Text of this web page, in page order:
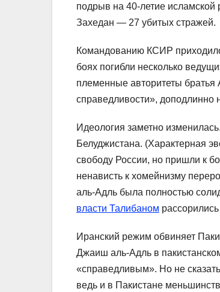
подрыв на 40-летие
Захедан — 27 убитых стражей.
Командованию КСИР
боях погибли несколько
племенные авторитеты
справедливости», доподлинно
Идеология заметно
Белуджистана. (Характерная
свободу России, но пришли к
ненависть к хомейнизму
аль-Адль была полностью
власти Талибаном
Иранский режим обвиняет
Джаиш аль-Адль в
«справедливым». Но не
ведь и в Пакистане